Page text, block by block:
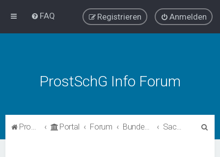
FAQ Anmelden
Registrieren
ProstSchG Info Forum
ProstSchG Portal Forum Bundesländer - Umsetzung und Erfahrungen mit ProstSchG Sachsen-Anhalt